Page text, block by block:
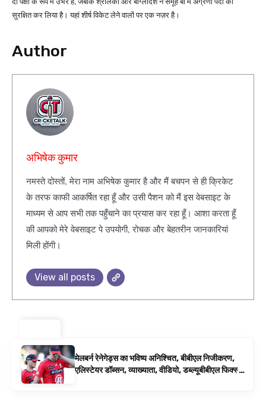
सुरक्षित कर लिया है। यहां शीर्ष विकेट लेने वालों पर एक नज़र है।
Author
अभिषेक कुमार
नमस्ते दोस्तों, मेरा नाम अभिषेक कुमार है और मैं बचपन से ही क्रिकेट
के तरफ काफी आकर्षित रहा हूँ और उसी पैशन को मैं इस वेबसाइट के
माध्यम से आप सभी तक पहुँचाने का प्रयास कर रहा हूँ। आशा करता हूँ
की आपको मेरे वेबसाइट पे उपयोगी, रोचक और बेहतरीन जानकारियां
मिली होंगी।
View all posts
मेलबर्न रेनेगेड्स का भविष्य अनिश्चित, बीबीएल निजीकरण,
एलिस्टेयर डॉब्सन, व्याख्याता, वीडियो, डब्ल्यूबीबीएल फिक्स्चर